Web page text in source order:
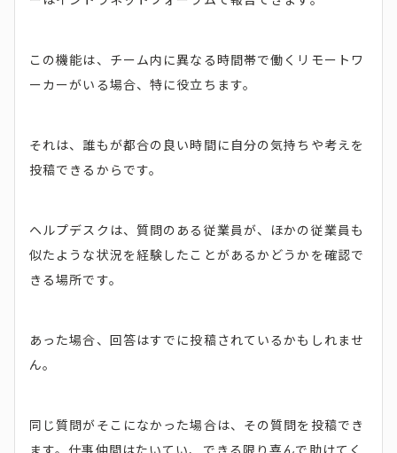
この機能は、チーム内に異なる時間帯で働くリモートワ
ーカーがいる場合、特に役立ちます。
それは、誰もが都合の良い時間に自分の気持ちや考えを
投稿できるからです。
ヘルプデスクは、質問のある従業員が、ほかの従業員も
似たような状況を経験したことがあるかどうかを確認で
きる場所です。
あった場合、回答はすでに投稿されているかもしれませ
ん。
同じ質問がそこになかった場合は、その質問を投稿でき